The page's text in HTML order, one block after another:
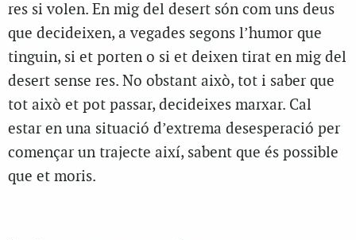
res si volen. En mig del desert són com uns deus
que decideixen, a vegades segons l’humor que
tinguin, si et porten o si et deixen tirat en mig del
desert sense res. No obstant això, tot i saber que
tot això et pot passar, decideixes marxar. Cal
estar en una situació d’extrema desesperació per
començar un trajecte així, sabent que és possible
que et moris.